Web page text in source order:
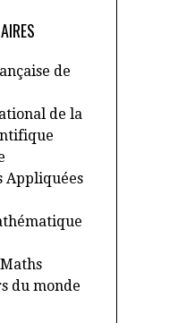
de
de la
Appliquées
du monde